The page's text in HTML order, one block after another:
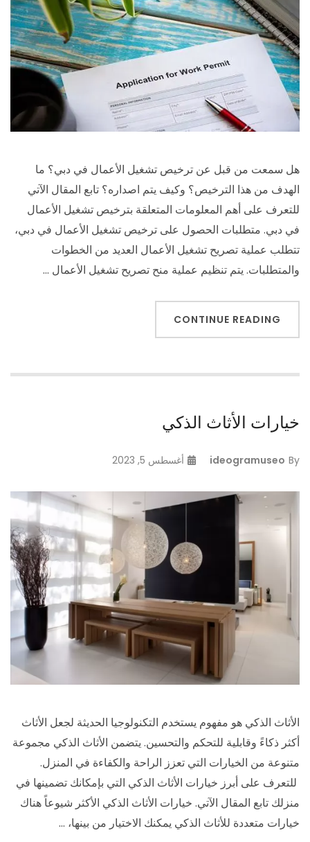
هل سمعت من قبل عن ترخيص تشغيل الأعمال في دبي؟ ما
الهدف من هذا الترخيص؟ وكيف يتم اصداره؟ تابع المقال الآتي
للتعرف على أهم المعلومات المتعلقة بترخيص تشغيل الأعمال
في دبي. متطلبات الحصول على ترخيص تشغيل الأعمال في دبي،
تتطلب عملية تصريح تشغيل الأعمال العديد من الخطوات
والمتطلبات. يتم تنظيم عملية منح تصريح تشغيل الأعمال …
CONTINUE READING
خيارات الأثاث الذكي
By
ideogramuseo أغسطس 5, 2023
الأثاث الذكي هو مفهوم يستخدم التكنولوجيا الحديثة لجعل الأثاث
أكثر ذكاءً وقابلية للتحكم والتحسين. يتضمن الأثاث الذكي مجموعة
متنوعة من الخيارات التي تعزز الراحة والكفاءة في المنزل.
للتعرف على أبرز خيارات الأثاث الذكي التي بإمكانك تضمينها في
منزلك تابع المقال الآتي. خيارات الأثاث الذكي الأكثر شيوعاً هناك
خيارات متعددة للأثاث الذكي يمكنك الاختيار من بينها، …